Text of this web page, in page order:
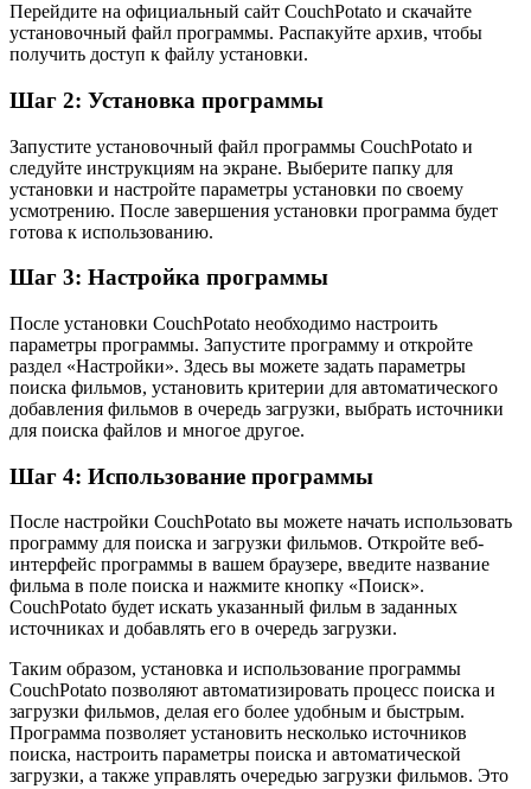
Перейдите на официальный сайт CouchPotato и скачайте
установочный файл программы. Распакуйте архив, чтобы
получить доступ к файлу установки.
Шаг 2: Установка программы
Запустите установочный файл программы CouchPotato и
следуйте инструкциям на экране. Выберите папку для
установки и настройте параметры установки по своему
усмотрению. После завершения установки программа будет
готова к использованию.
Шаг 3: Настройка программы
После установки CouchPotato необходимо настроить
параметры программы. Запустите программу и откройте
раздел «Настройки». Здесь вы можете задать параметры
поиска фильмов, установить критерии для автоматического
добавления фильмов в очередь загрузки, выбрать источники
для поиска файлов и многое другое.
Шаг 4: Использование программы
После настройки CouchPotato вы можете начать использовать
программу для поиска и загрузки фильмов. Откройте веб-
интерфейс программы в вашем браузере, введите название
фильма в поле поиска и нажмите кнопку «Поиск».
CouchPotato будет искать указанный фильм в заданных
источниках и добавлять его в очередь загрузки.
Таким образом, установка и использование программы
CouchPotato позволяют автоматизировать процесс поиска и
загрузки фильмов, делая его более удобным и быстрым.
Программа позволяет установить несколько источников
поиска, настроить параметры поиска и автоматической
загрузки, а также управлять очередью загрузки фильмов. Это